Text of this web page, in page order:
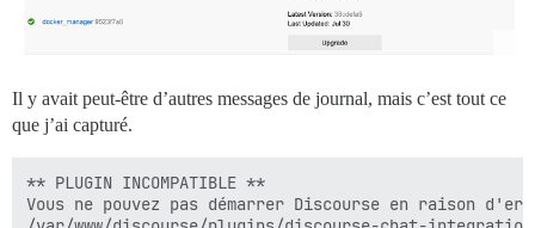
Il y avait peut-être d’autres messages de journal, mais c’est tout ce
que j’ai capturé.
** PLUGIN INCOMPATIBLE **
Vous ne pouvez pas démarrer Discourse en raison